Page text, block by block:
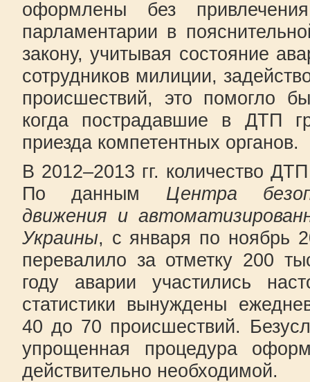
оформлены без
парламентарии в
закону, учитывая состояние
сотрудников милиции,
происшествий, это помогло
когда пострадавшие в ДТП
приезда компетентных органов.
В 2012–2013 гг. количество
По данным Центра
движения и
Украины, с января по ноябрь
перевалило за отметку 200
году аварии участились
статистики вынуждены
40 до 70 происшествий.
упрощенная процедура
действительно необходимой.